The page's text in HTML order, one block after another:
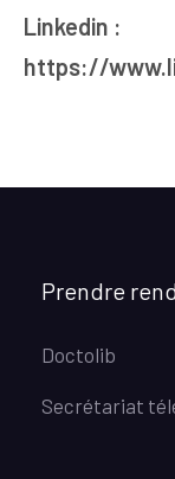
Linkedin :
https://
Prendre
Doctolib
Secrétariat